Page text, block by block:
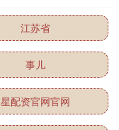
江苏省
事儿
星配资官网官网